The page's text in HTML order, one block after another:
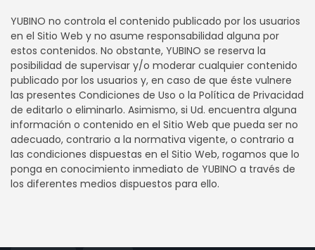
YUBINO no controla el contenido publicado por los usuarios
en el Sitio Web y no asume responsabilidad alguna por
estos contenidos. No obstante, YUBINO se reserva la
posibilidad de supervisar y/o moderar cualquier contenido
publicado por los usuarios y, en caso de que éste vulnere
las presentes Condiciones de Uso o la Política de Privacidad
de editarlo o eliminarlo. Asimismo, si Ud. encuentra alguna
información o contenido en el Sitio Web que pueda ser no
adecuado, contrario a la normativa vigente, o contrario a
las condiciones dispuestas en el Sitio Web, rogamos que lo
ponga en conocimiento inmediato de YUBINO a través de
los diferentes medios dispuestos para ello.